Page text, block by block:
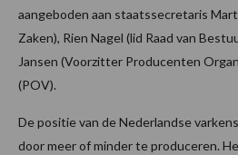
aangeboden aan staatssecretaris
Zaken), Rien Nagel (lid Raad van
Jansen (Voorzitter Producenten
(POV).
De positie van de Nederlandse
door meer of minder te produceren.